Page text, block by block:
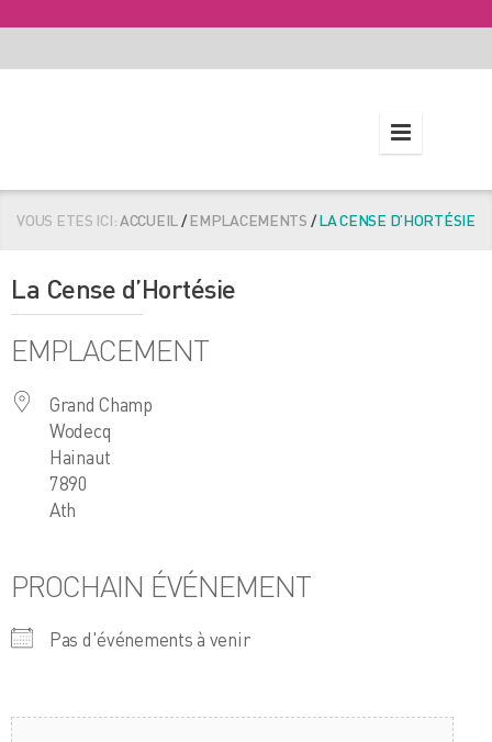
VOUS ETES ICI:ACCUEIL/EMPLACEMENTS /LA CENSE D’HORTÉSIE
La Cense d’Hortésie
EMPLACEMENT
Grand Champ
Wodecq
Hainaut
7890
Ath
PROCHAIN ÉVÉNEMENT
Pas d'événements à venir